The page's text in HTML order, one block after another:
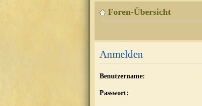
Foren-Übersicht
Anmelden
Benutzername:
Passwort: